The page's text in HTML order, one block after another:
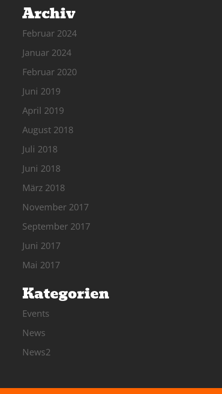
Archiv
Februar 2024
Januar 2024
Februar 2020
Juni 2019
April 2019
August 2018
Juli 2018
Juni 2018
März 2018
November 2017
September 2017
Juni 2017
Mai 2017
Kategorien
Events
News
News2